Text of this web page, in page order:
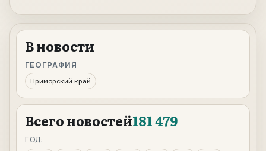
В новости
ГЕОГРАФИЯ
Приморский край
Всего новостей181 479
ГОД: